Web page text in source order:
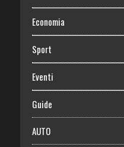
Economia
Sport
Eventi
Guide
AUTO